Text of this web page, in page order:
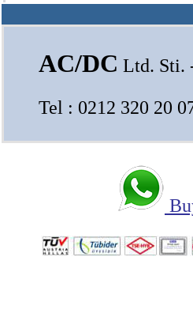
AC/DC Ltd. Sti.
Tel : 0212 320 20